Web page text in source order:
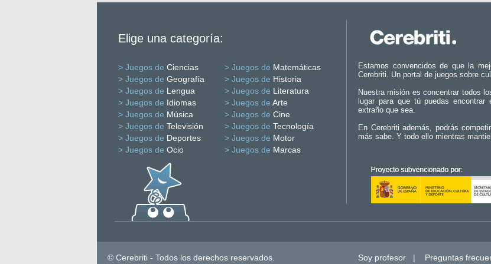
Elige una categoría:
> Juegos de Ciencias > Juegos de Matemáticas
> Juegos de Geografía > Juegos de Historia
> Juegos de Lengua > Juegos de Literatura
> Juegos de Idiomas > Juegos de Arte
> Juegos de Música > Juegos de Cine
> Juegos de Televisión > Juegos de Tecnología
> Juegos de Deportes > Juegos de Motor
> Juegos de Ocio > Juegos de Marcas
Estamos convencidos de que la
Cerebriti. Un portal de juegos sobre
Nuestra misión es concentrar todos
lugar para que tú puedas
extraño que sea.
En Cerebriti además, podrás
más sabe. Y todo ello mientras
© Cerebriti - Todos los derechos reservados. Soy profesor | Preguntas